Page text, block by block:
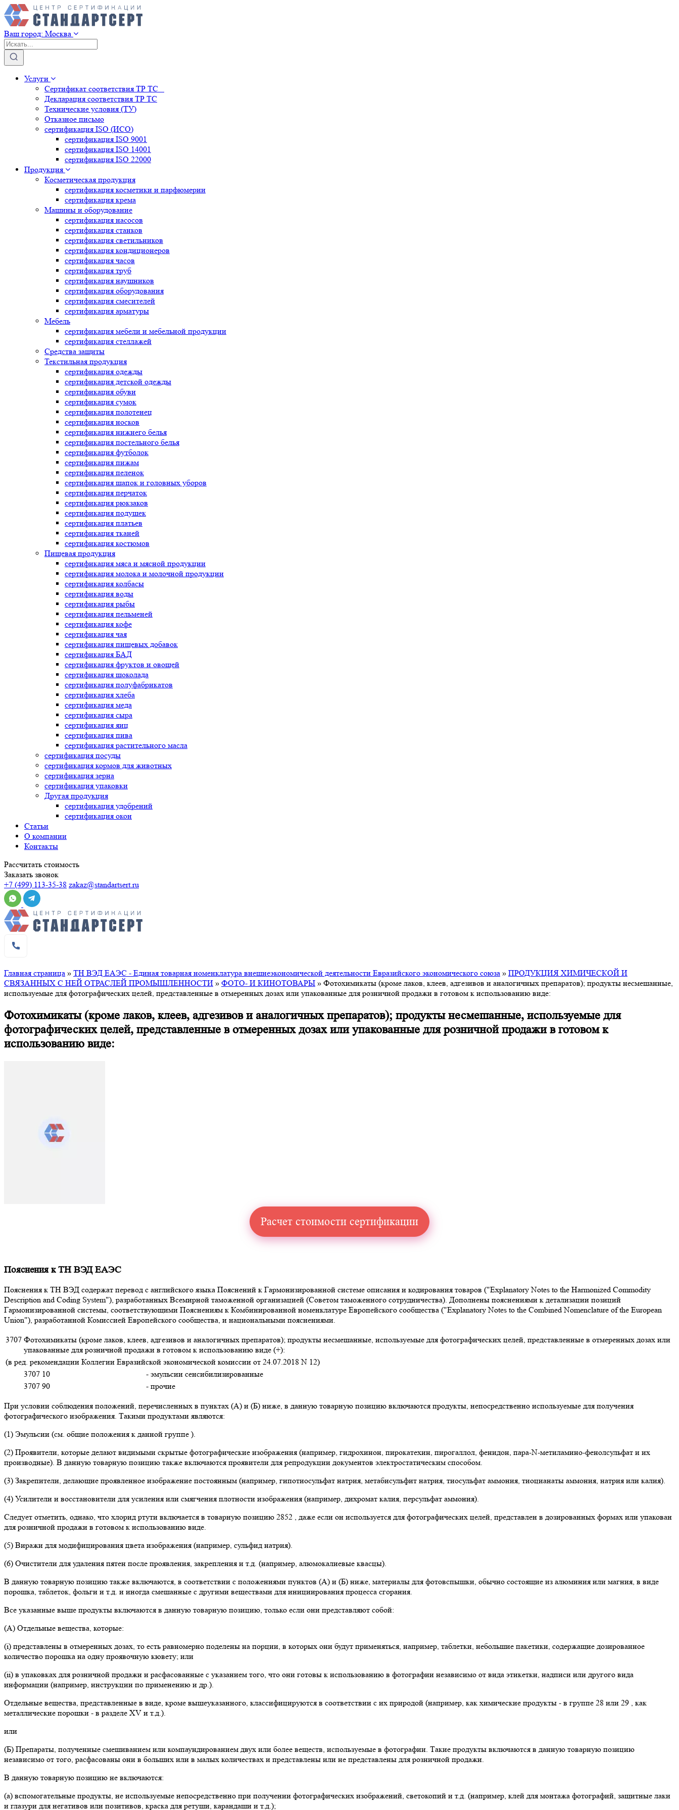
Ваш город: Москва
Услуги
Сертификат соответствия ТР ТС
Декларация соответствия ТР ТС
Технические условия (ТУ)
Отказное письмо
сертификация ISO (ИСО)
сертификация ISO 9001
сертификация ISO 14001
сертификация ISO 22000
Продукция
Косметическая продукция
сертификация косметики и парфюмерии
сертификация крема
Машины и оборудование
сертификация насосов
сертификация станков
сертификация светильников
сертификация кондиционеров
сертификация часов
сертификация труб
сертификация наушников
сертификация оборудования
сертификация смесителей
сертификация арматуры
Мебель
сертификация мебели и мебельной продукции
сертификация стеллажей
Средства защиты
Текстильная продукция
сертификация одежды
сертификация детской одежды
сертификация обуви
сертификация сумок
сертификация полотенец
сертификация носков
сертификация нижнего белья
сертификация постельного белья
сертификация футболок
сертификация пижам
сертификация пеленок
сертификация шапок и головных уборов
сертификация перчаток
сертификация рюкзаков
сертификация подушек
сертификация платьев
сертификация тканей
сертификация костюмов
Пищевая продукция
сертификация мяса и мясной продукции
сертификация молока и молочной продукции
сертификация колбасы
сертификация воды
сертификация рыбы
сертификация пельменей
сертификация кофе
сертификация чая
сертификация пищевых добавок
сертификация БАД
сертификация фруктов и овощей
сертификация шоколада
сертификация полуфабрикатов
сертификация хлеба
сертификация меда
сертификация сыра
сертификация яиц
сертификация пива
сертификация растительного масла
сертификация посуды
сертификация кормов для животных
сертификация зерна
сертификация упаковки
Другая продукция
сертификация удобрений
сертификация окон
Статьи
О компании
Контакты
Рассчитать стоимость
Заказать звонок
+7 (499) 113-35-38 zakaz@standartsert.ru
Главная страница » ТН ВЭД ЕАЭС - Единая товарная номенклатура внешнеэкономической деятельности Евразийского экономического союза » ПРОДУКЦИЯ ХИМИЧЕСКОЙ И
СВЯЗАННЫХ С НЕЙ ОТРАСЛЕЙ ПРОМЫШЛЕННОСТИ » ФОТО- И КИНОТОВАРЫ » Фотохимикаты (кроме лаков, клеев, адгезивов и аналогичных препаратов); продукты несмешанные,
используемые для фотографических целей, представленные в отмеренных дозах или упакованные для розничной продажи в готовом к использованию виде:
Фотохимикаты (кроме лаков, клеев, адгезивов и аналогичных препаратов); продукты несмешанные, используемые для
фотографических целей, представленные в отмеренных дозах или упакованные для розничной продажи в готовом к
использованию виде:
Расчет стоимости сертификации
Пояснения к ТН ВЭД ЕАЭС
Пояснения к ТН ВЭД содержат перевод с английского языка Пояснений к Гармонизированной системе описания и кодирования товаров ("Explanatory Notes to the Harmonized Commodity
Description and Coding System"), разработанных Всемирной таможенной организацией (Советом таможенного сотрудничества). Дополнены пояснениями к детализации позиций
Гармонизированной системы, соответствующими Пояснениям к Комбинированной номенклатуре Европейского сообщества ("Explanatory Notes to the Combined Nomenclature of the European
Union"), разработанной Комиссией Европейского сообщества, и национальными пояснениями.
3707 Фотохимикаты (кроме лаков, клеев, адгезивов и аналогичных препаратов); продукты несмешанные, используемые для фотографических целей, представленные в отмеренных дозах или
упакованные для розничной продажи в готовом к использованию виде (+):
(в ред. рекомендации Коллегии Евразийской экономической комиссии от 24.07.2018 N 12)
3707 10
- эмульсии сенсибилизированные
3707 90
- прочие
При условии соблюдения положений, перечисленных в пунктах (А) и (Б) ниже, в данную товарную позицию включаются продукты, непосредственно используемые для получения
фотографического изображения. Такими продуктами являются:
(1) Эмульсии (см. общие положения к данной группе ).
(2) Проявители, которые делают видимыми скрытые фотографические изображения (например, гидрохинон, пирокатехин, пирогаллол, фенидон, пара-N-метиламино-фенолсульфат и их
производные). В данную товарную позицию также включаются проявители для репродукции документов электростатическим способом.
(3) Закрепители, делающие проявленное изображение постоянным (например, гипотиосульфат натрия, метабисульфит натрия, тиосульфат аммония, тиоцианаты аммония, натрия или калия).
(4) Усилители и восстановители для усиления или смягчения плотности изображения (например, дихромат калия, персульфат аммония).
Следует отметить, однако, что хлорид ртути включается в товарную позицию 2852 , даже если он используется для фотографических целей, представлен в дозированных формах или упакован
для розничной продажи в готовом к использованию виде.
(5) Виражи для модифицирования цвета изображения (например, сульфид натрия).
(6) Очистители для удаления пятен после проявления, закрепления и т.д. (например, алюмокалиевые квасцы).
В данную товарную позицию также включаются, в соответствии с положениями пунктов (А) и (Б) ниже, материалы для фотовспышки, обычно состоящие из алюминия или магния, в виде
порошка, таблеток, фольги и т.д. и иногда смешанные с другими веществами для инициирования процесса сгорания.
Все указанные выше продукты включаются в данную товарную позицию, только если они представляют собой:
(А) Отдельные вещества, которые:
(i) представлены в отмеренных дозах, то есть равномерно поделены на порции, в которых они будут применяться, например, таблетки, небольшие пакетики, содержащие дозированное
количество порошка на одну проявочную кювету; или
(ii) в упаковках для розничной продажи и расфасованные с указанием того, что они готовы к использованию в фотографии независимо от вида этикетки, надписи или другого вида
информации (например, инструкции по применению и др.).
Отдельные вещества, представленные в виде, кроме вышеуказанного, классифицируются в соответствии с их природой (например, как химические продукты - в группе 28 или 29 , как
металлические порошки - в разделе XV и т.д.).
или
(Б) Препараты, полученные смешиванием или компаундированием двух или более веществ, используемые в фотографии. Такие продукты включаются в данную товарную позицию
независимо от того, расфасованы они в больших или в малых количествах и представлены или не представлены для розничной продажи.
В данную товарную позицию не включаются:
(а) вспомогательные продукты, не используемые непосредственно при получении фотографических изображений, светокопий и т.д. (например, клей для монтажа фотографий, защитные лаки
и глазури для негативов или позитивов, краска для ретуши, карандаши и т.д.);